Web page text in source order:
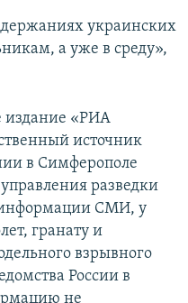
украинских
а уже в среду»,
издание «РИА
источник
в Симферополе
разведки
СМИ, у
гранату и
взрывного
России в
не